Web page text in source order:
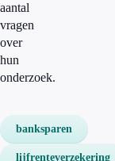
aantal
vragen
over
hun
onderzoek.
banksparen
lijfrenteverzekering